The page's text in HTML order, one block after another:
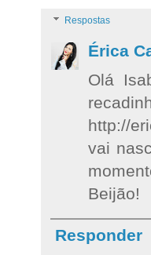
Respostas
Érica
Olá
http://
vai
Beijão!
Responder